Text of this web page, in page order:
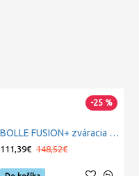
-25 %
BOLLE FUSION+ zváracia maska
111,39€ 148,52€